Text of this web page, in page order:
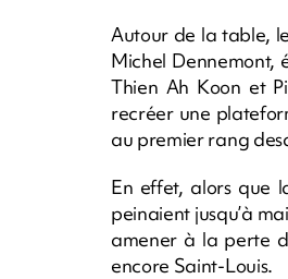
Autour de la table,
Michel Dennemont,
Thien Ah Koon et
recréer une
au premier rang
En effet, alors que
peinaient jusqu’à
amener à la perte
encore Saint-Louis.